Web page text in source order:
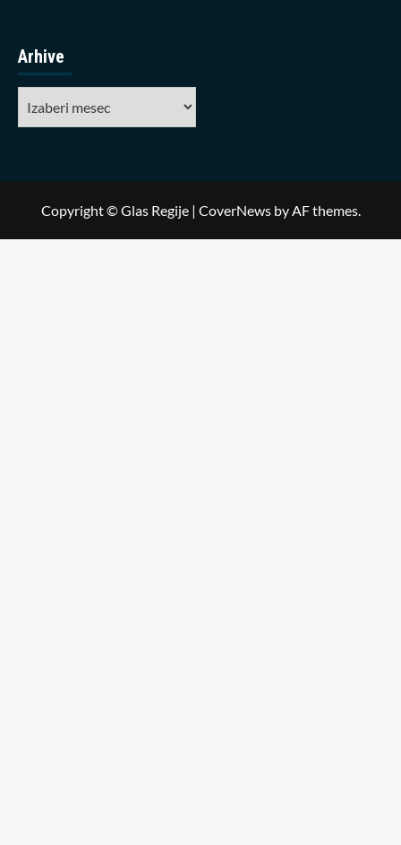
Arhive
Copyright © Glas Regije | CoverNewsby AF themes.